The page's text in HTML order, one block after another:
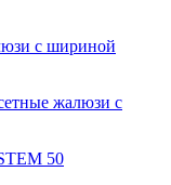
с шириной
жалюзи с
50